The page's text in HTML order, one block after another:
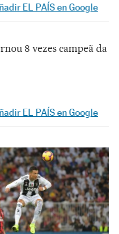
Facebook
en Twitter
Redes Sociales
EL PAÍS en Google
8 vezes campeã da
Facebook
en Twitter
Redes Sociales
EL PAÍS en Google